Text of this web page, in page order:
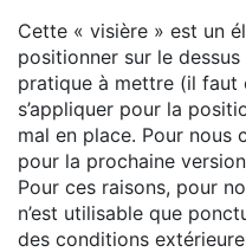
Cette « visière » est un
positionner sur le
pratique à mettre (il faut
s’appliquer pour la
mal en place. Pour nous
pour la prochaine
Pour ces raisons, pour
n’est utilisable que
des conditions